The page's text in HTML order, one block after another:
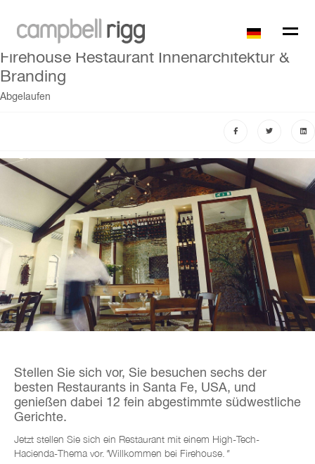
Firehouse Restaurant Innenarchitektur &
Branding
Abgelaufen
Stellen Sie sich vor, Sie besuchen sechs der
besten Restaurants in Santa Fe, USA, und
genießen dabei 12 fein abgestimmte südwestliche
Gerichte.
Jetzt stellen Sie sich ein Restaurant mit einem High-Tech-
Hacienda-Thema vor. "Willkommen bei Firehouse. "